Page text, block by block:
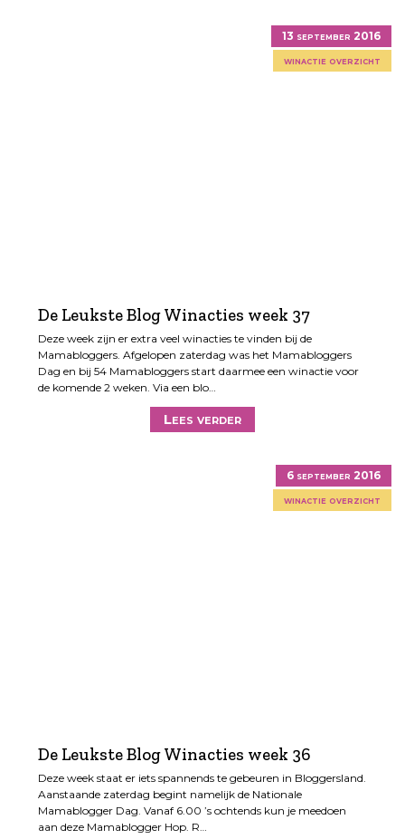
13 september 2016
winactie overzicht
De Leukste Blog Winacties week 37
Deze week zijn er extra veel winacties te vinden bij de
Mamabloggers. Afgelopen zaterdag was het Mamabloggers
Dag en bij 54 Mamabloggers start daarmee een winactie voor
de komende 2 weken. Via een blo…
Lees verder
6 september 2016
winactie overzicht
De Leukste Blog Winacties week 36
Deze week staat er iets spannends te gebeuren in Bloggersland.
Aanstaande zaterdag begint namelijk de Nationale
Mamablogger Dag. Vanaf 6.00 ’s ochtends kun je meedoen
aan deze Mamablogger Hop. R…